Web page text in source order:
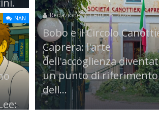
...
NAN Redazione Aug 05, 2026
Bobo e il Circolo
Caprera: l'arte
dell'accoglienza
un punto di riferimento
dell...